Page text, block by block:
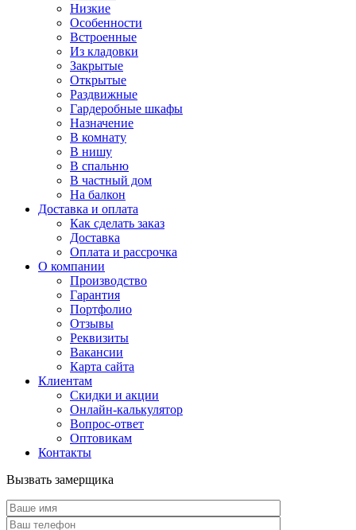
Низкие
Особенности
Встроенные
Из кладовки
Закрытые
Открытые
Раздвижные
Гардеробные шкафы
Назначение
В комнату
В нишу
В спальню
В частный дом
На балкон
Доставка и оплата
Как сделать заказ
Доставка
Оплата и рассрочка
О компании
Производство
Гарантия
Портфолио
Отзывы
Реквизиты
Вакансии
Карта сайта
Клиентам
Скидки и акции
Онлайн-калькулятор
Вопрос-ответ
Оптовикам
Контакты
Вызвать замерщика